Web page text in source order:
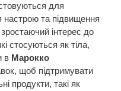
для
та підвищення
інтерес до
стосуються як тіла,
в Марокко
щоб підтримувати
продукти, такі як